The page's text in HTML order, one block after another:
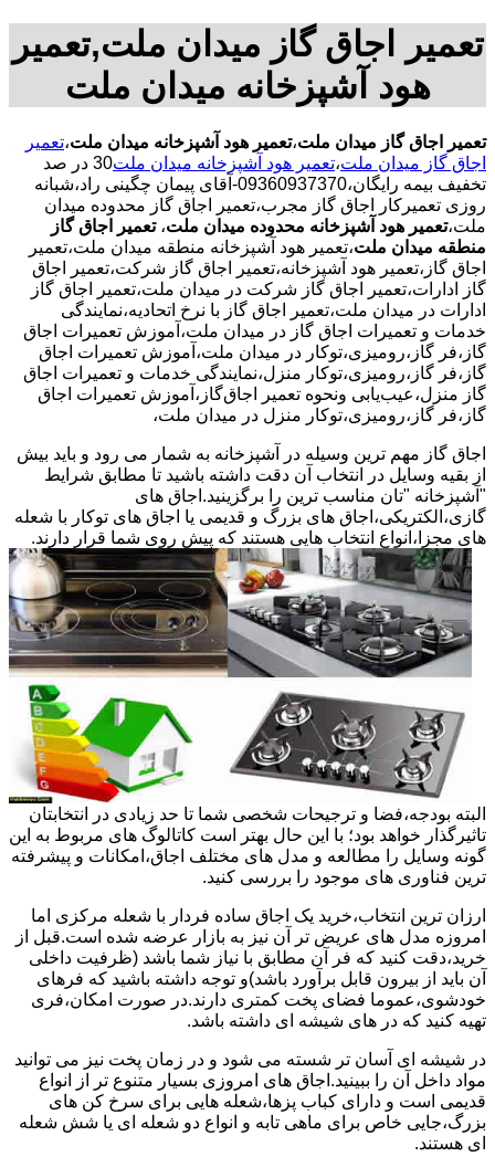
تعمیر اجاق گاز میدان ملت,تعمیر
هود آشپزخانه میدان ملت
تعمیر اجاق گاز میدان ملت،تعمیر هود آشپزخانه میدان ملت،تعمیر
اجاق گاز میدان ملت،تعمیر هود آشپزخانه میدان ملت
30 در صد
تخفیف بیمه رایگان،09360937370-آقای پیمان چگینی راد،شبانه
روزی تعمیرکار اجاق گاز مجرب،تعمیر اجاق گاز محدوده میدان
ملت،تعمیر هود آشپزخانه محدوده میدان ملت، تعمیر اجاق گاز
منطقه میدان ملت،تعمیر هود آشپزخانه منطقه میدان ملت،تعمیر
اجاق گاز،تعمیر هود آشپزخانه،تعمیر اجاق گاز شرکت،تعمیر اجاق
گاز ادارات،تعمیر اجاق گاز شرکت در میدان ملت،تعمیر اجاق گاز
ادارات در میدان ملت،تعمیر اجاق گاز با نرخ اتحادیه،نمایندگی
خدمات و تعمیرات اجاق گاز در میدان ملت،آموزش تعمیرات اجاق
گاز،فر گاز،رومیزی،توکار در میدان ملت،آموزش تعمیرات اجاق
گاز،فر گاز،رومیزی،توکار منزل،نمایندگی خدمات و تعمیرات اجاق
گاز منزل،عیب‌یابی ونحوه تعمیر اجاق‌گاز،آموزش تعمیرات اجاق
گاز،فر گاز،رومیزی،توکار منزل در میدان ملت،
اجاق گاز مهم ترین وسیله در آشپزخانه به شمار می رود و باید بیش
از بقیه وسایل در انتخاب آن دقت داشته باشید تا مطابق شرایط
"آشپزخانه "تان مناسب ترین را برگزینید.اجاق های
گازی،الکتریکی،اجاق های بزرگ و قدیمی یا اجاق های توکار با شعله
های مجزا،انواع انتخاب هایی هستند که پیش روی شما قرار دارند.
البته بودجه،فضا و ترجیحات شخصی شما تا حد زیادی در انتخابتان
تاثیرگذار خواهد بود؛ با این حال بهتر است کاتالوگ های مربوط به این
گونه وسایل را مطالعه و مدل های مختلف اجاق،امکانات و پیشرفته
ترین فناوری های موجود را بررسی کنید.
ارزان ترین انتخاب،خرید یک اجاق ساده فردار با شعله مرکزی اما
امروزه مدل های عریض تر آن نیز به بازار عرضه شده است.قبل از
خرید،دقت کنید که فر آن مطابق با نیاز شما باشد (ظرفیت داخلی
آن باید از بیرون قابل برآورد باشد)و توجه داشته باشید که فرهای
خودشوی،عموما فضای پخت کمتری دارند.در صورت امکان،فری
تهیه کنید که در های شیشه ای داشته باشد.
در شیشه ای آسان تر شسته می شود و در زمان پخت نیز می توانید
مواد داخل آن را ببینید.اجاق های امروزی بسیار متنوع تر از انواع
قدیمی است و دارای کباب پزها،شعله هایی برای سرخ کن های
بزرگ،جایی خاص برای ماهی تابه و انواع دو شعله ای یا شش شعله
ای هستند.